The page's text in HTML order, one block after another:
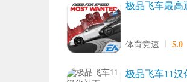
极品飞车最高
体育竞速 5.0
极品飞车11汉